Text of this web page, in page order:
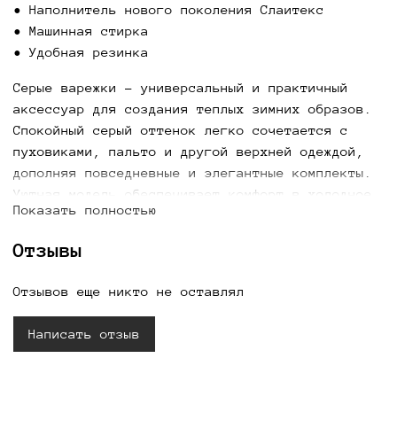
• Наполнитель нового поколения Слаитекс
• ⁠Машинная стирка
• Удобная резинка
Серые варежки
- универсальный и практичный
аксессуар для создания теплых зимних образов.
Спокойный серый оттенок легко сочетается с
пуховиками, пальто и другой верхней одеждой,
дополняя повседневные и элегантные комплекты.
Уютная модель обеспечивает комфорт в холодное
время года, а лаконичный дизайн делает варежки
женские серые варежки можно для стильных
Показать полностью
Отзывы
Отзывов еще никто не оставлял
Написать отзыв